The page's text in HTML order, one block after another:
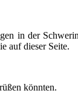
in der
auf dieser Seite.
könnten.